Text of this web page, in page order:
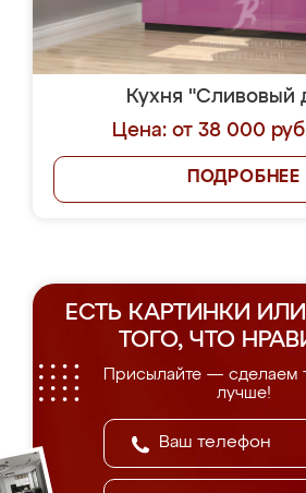
Кухня "Сливовый
Цена: от 38 000
ПОДРОБНЕЕ
ЕСТЬ КАРТИНКИ
ТОГО, ЧТО
Присылайте — сделаем
лучше!